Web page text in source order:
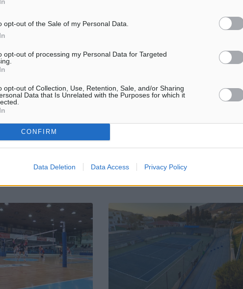
opt-out of the Sale of my Personal Data.
opt-out of processing my Personal Data for Targeted
opt-out of Collection, Use, Retention, Sale, and/or Sharing
Data that Is Unrelated with the Purposes for which it
CONFIRM
Data Deletion Data Access Privacy Policy
Διευθυντή Καρπάθου στον
εθιμοτυπικά, ο
Διευθυντής της
Αστυνομίας Καρπάθου
Ο Δήμαρχος, ...
Φορτωμένος μετάλλια και προκρίσεις
στο Περιφερειακό Πρωτάθλημα
καθώς κατέκτησε ...